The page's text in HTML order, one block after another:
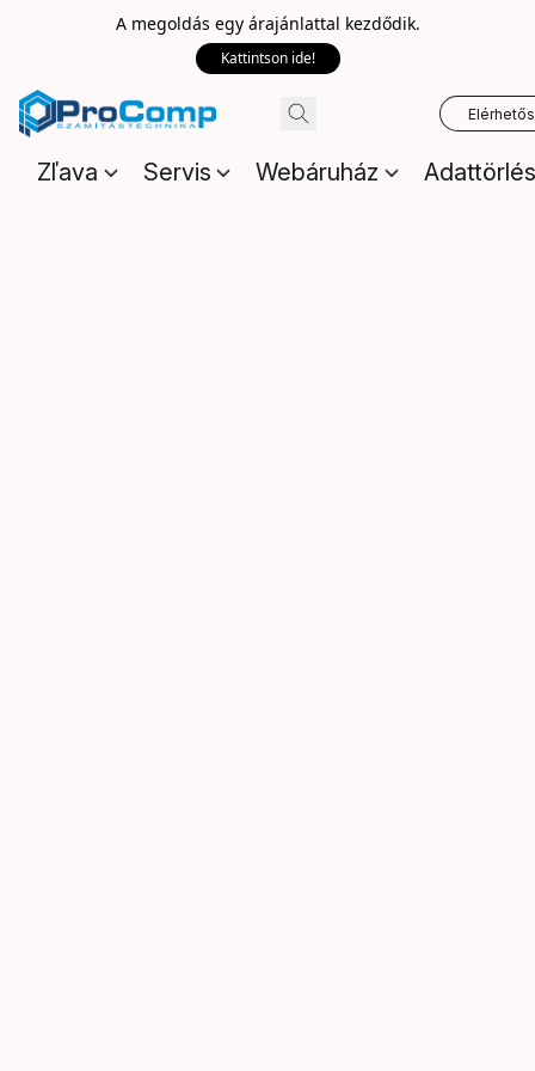
A megoldás egy árajánlattal kezdődik.
Kattintson ide!
Zľava Servis Webáruház